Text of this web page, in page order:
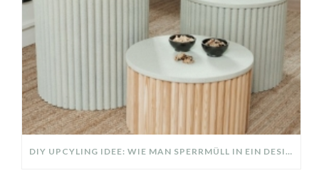
DIY UPCYLING IDEE: WIE MAN SPERRMÜLL IN EIN DESIGNER TEIL VERWANDELT